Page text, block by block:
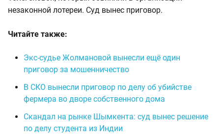
незаконной лотереи. Суд вынес приговор.
Читайте также:
Экс-судье Жолмановой вынесли ещё один
приговор за мошенничество
В СКО вынесли приговор по делу об убийстве
фермера во дворе собственного дома
Скандал на рынке Шымкента: суд вынес решение
по делу студента из Индии